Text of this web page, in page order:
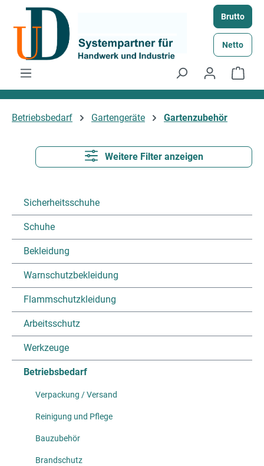
Zum Hauptinhalt springen Brutto
Netto
Betriebsbedarf Gartengeräte Gartenzubehör
Weitere Filter anzeigen
Sicherheitsschuhe
Schuhe
Bekleidung
Warnschutzbekleidung
Flammschutzkleidung
Arbeitsschutz
Werkzeuge
Betriebsbedarf
Verpackung / Versand
Reinigung und Pflege
Bauzubehör
Brandschutz